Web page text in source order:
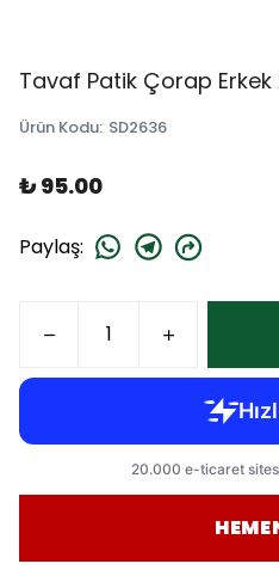
Tavaf Patik Çorap Erkek
Ürün Kodu: SD2636
₺ 95.00
Paylaş: